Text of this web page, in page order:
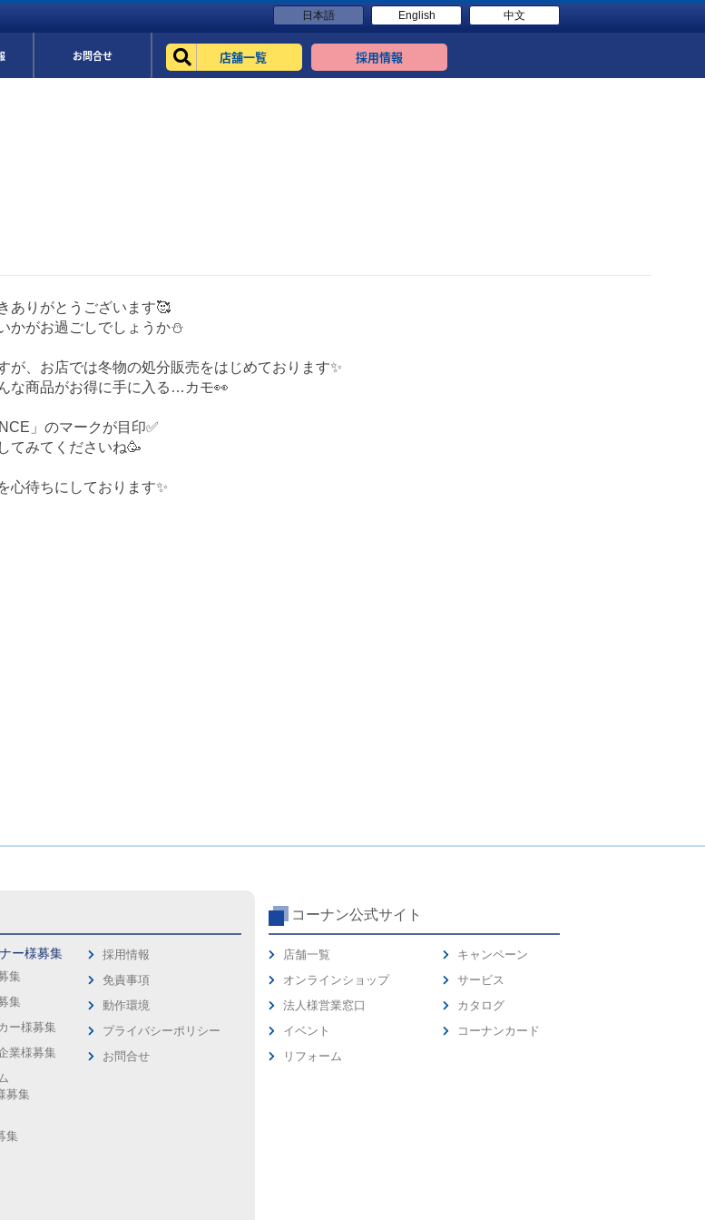
日本語 English 中文
お問合せ 店舗一覧 採用情報
ありがとうございます🥰
かがお過ごしでしょうか⛄
が、お店では冬物の処分販売をはじめております✨
な商品がお得に手に入る…カモ👀
」のマークが目印✅
てみてくださいね🥳
心待ちにしております✨
ー様募集
集
集
ー様募集
業様募集
募集
集
採用情報
免責事項
動作環境
プライバシーポリシー
お問合せ
コーナン公式サイト
店舗一覧
オンラインショップ
法人様営業窓口
イベント
リフォーム
キャンペーン
サービス
カタログ
コーナンカード